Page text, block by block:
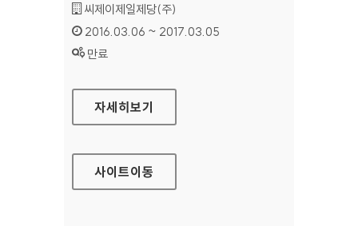
기관명 :
씨제이제일제당(주)
인증기간 :
2016.03.06 ~ 2017.03.05
상태 :
만료
CJ제일제당 홈페이지
자세히보기
사이트이동